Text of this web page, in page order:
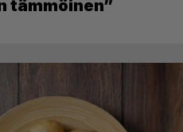
tämmöinen”